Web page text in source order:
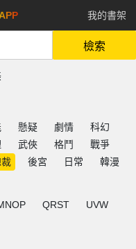
APP 我的書架
檢索
懸疑 劇情
科幻
武俠 格鬥
戰爭
後宮 日常
韓漫
QRST
UVW